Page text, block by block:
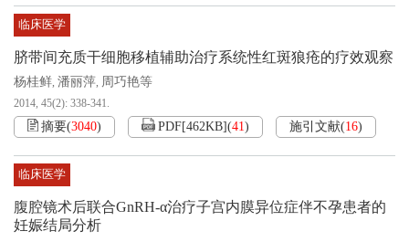
临床医学
脐带间充质干细胞移植辅助治疗系统性红斑狼疮的疗效观察
杨桂鲜, 潘丽萍, 周巧艳等
2014, 45(2): 338-341.
摘要(3040) PDF[462KB](41) 施引文献(16)
临床医学
腹腔镜术后联合GnRH-α治疗子宫内膜异位症伴不孕患者的
妊娠结局分析